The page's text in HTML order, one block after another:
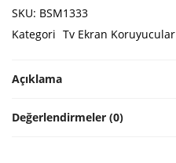
SKU: BSM1333
Kategori Tv Ekran Koruyucular
Açıklama
Değerlendirmeler (0)